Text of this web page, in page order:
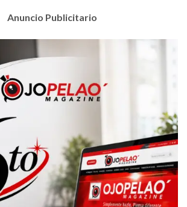
Anuncio Publicitario